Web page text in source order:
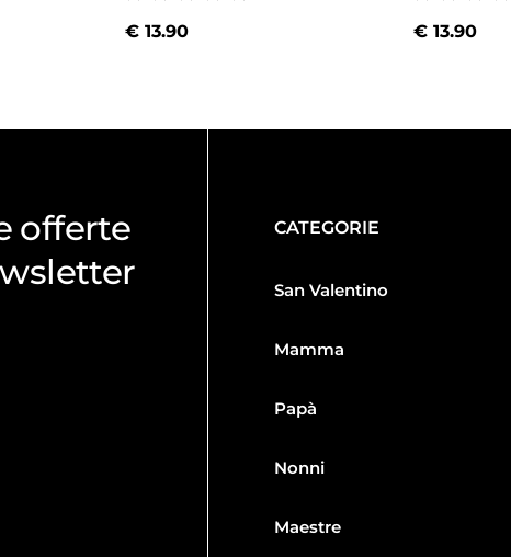
€ 13.90 € 13.90
offerte
CATEGORIE
San Valentino
Mamma
Papà
Nonni
Maestre